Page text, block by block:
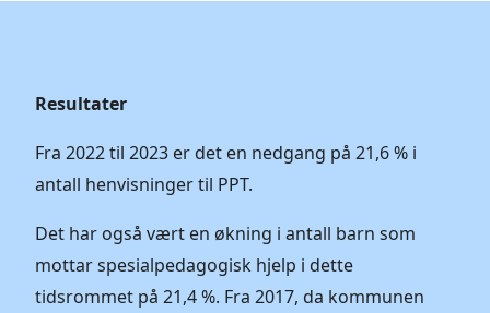
Resultater
Fra 2022 til 2023 er det en nedgang på 21,6 % i
antall henvisninger til PPT.
Det har også vært en økning i antall barn som
mottar spesialpedagogisk hjelp i dette
tidsrommet på 21,4 %. Fra 2017, da kommunen